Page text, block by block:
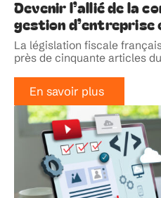
Devenir l’allié de la
gestion d’entreprise
La législation fiscale
près de cinquante articles
En savoir plus